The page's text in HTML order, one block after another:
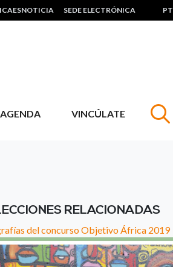
SEDE ELECTRÓNICA PT
AGENDA VINCÚLATE
RELACIONADAS
del concurso Objetivo África 2019